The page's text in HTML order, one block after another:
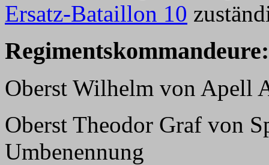
Ersatz-Bataillon 10
Regimentskommandeure:
Oberst Wilhelm von Apell
Oberst Theodor Graf von
Umbenennung